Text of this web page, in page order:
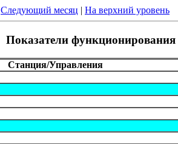
Следующий месяц | На верхний уровень
Показатели
Станция/Управления